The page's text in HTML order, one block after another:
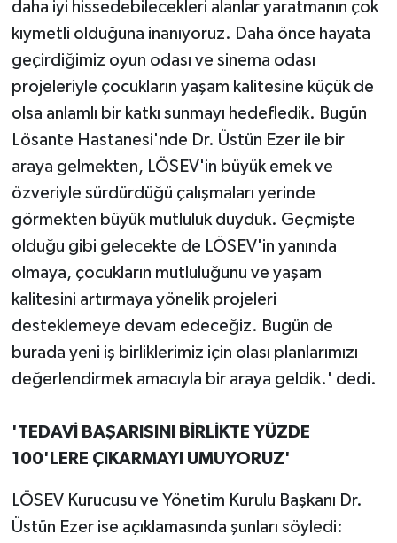
daha iyi hissedebilecekleri alanlar yaratmanın çok
kıymetli olduğuna inanıyoruz. Daha önce hayata
geçirdiğimiz oyun odası ve sinema odası
projeleriyle çocukların yaşam kalitesine küçük de
olsa anlamlı bir katkı sunmayı hedefledik. Bugün
Lösante Hastanesi'nde Dr. Üstün Ezer ile bir
araya gelmekten, LÖSEV'in büyük emek ve
özveriyle sürdürdüğü çalışmaları yerinde
görmekten büyük mutluluk duyduk. Geçmişte
olduğu gibi gelecekte de LÖSEV'in yanında
olmaya, çocukların mutluluğunu ve yaşam
kalitesini artırmaya yönelik projeleri
desteklemeye devam edeceğiz. Bugün de
burada yeni iş birliklerimiz için olası planlarımızı
değerlendirmek amacıyla bir araya geldik.' dedi.
'TEDAVİ BAŞARISINI BİRLİKTE YÜZDE
100'LERE ÇIKARMAYI UMUYORUZ'
LÖSEV Kurucusu ve Yönetim Kurulu Başkanı Dr.
Üstün Ezer ise açıklamasında şunları söyledi: